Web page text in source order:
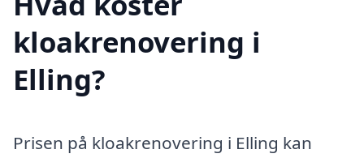
kloakrenovering i
Elling?
Prisen på kloakrenovering i Elling kan